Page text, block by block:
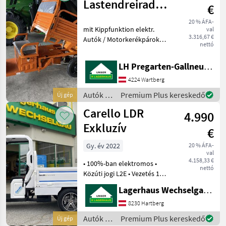
Új gép
Lastendreirad
€
20 % ÁFA-
val
3.316,67 €
nettó
mit Kippfunktion elektr.
Autók / Motorkerékpárok
Motorkerékpárok
LH Pregarten-Gallneukirchen, Pregarten
4224 Wartberg
Autók /
Motorkerékpárok
/ Carello
Premium Plus kereskedő
Új gép
Carello LDR
Exkluzív
4.990
€
20 % ÁFA-
val
4.158,33 €
nettó
Gy. év 2022
• 100%-ban elektromos •
Közúti jogi L2E • Vezetés 15
éves kortól • Rádió MP3-mal
• Hátsó kamera •
Tárcsafékek hátul és elöl •
Akár 6 kW-os motor • 72V /
45AH
Lagerhaus Wechselgau reg. Gen.m.b.H.
8230 Hartberg
Autók /
Premium Plus kereskedő